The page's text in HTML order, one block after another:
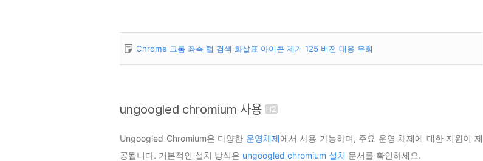
Chrome 크롬 좌측 탭 검색 화살표 아이콘 제거 125 버전 대응 우회
ungoogled chromium 사용
Ungoogled Chromium은 다양한 운영체제에서 사용 가능하며, 주요 운영 체제에 대한 지원이 제
공됩니다. 기본적인 설치 방식은 ungoogled chromium 설치 문서를 확인하세요.